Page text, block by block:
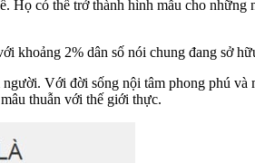
có thể trở thành hình mẫu cho
khoảng 2% dân số nói chung đang sở
Với đời sống nội tâm phong phú
thuẫn với thế giới thực.